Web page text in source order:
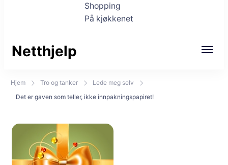
Shopping
På kjøkkenet
Netthjelp
Hjem Tro og tanker
Lede meg selv
Det er gaven som teller, ikke innpakningspapiret!